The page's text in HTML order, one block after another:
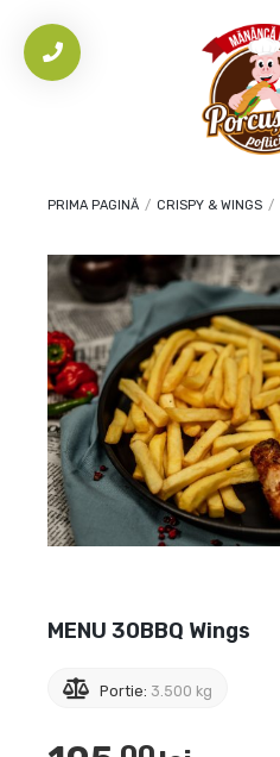
PRIMA PAGINĂ / CRISPY & WINGS /
MENU 30BBQ Wings
Portie: 3.500 kg